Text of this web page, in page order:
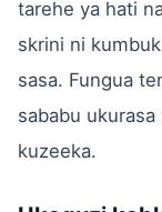
tarehe ya hati
skrini ni
sasa. Fungua
sababu
kuzeeka.